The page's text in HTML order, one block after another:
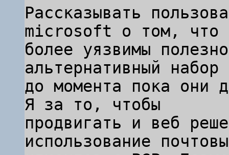
Рассказывать
microsoft о том, что
более уязвимы
альтернативный
до момента пока они
Я за то, чтобы
продвигать и веб
использование